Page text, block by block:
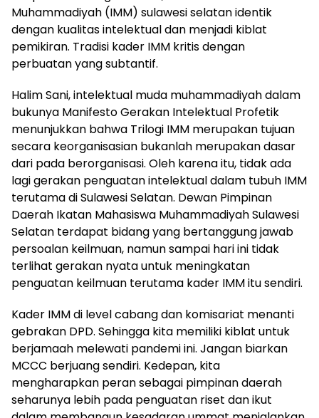
Muhammadiyah (IMM) sulawesi selatan identik
dengan kualitas intelektual dan menjadi kiblat
pemikiran. Tradisi kader IMM kritis dengan
perbuatan yang subtantif.
Halim Sani, intelektual muda muhammadiyah dalam
bukunya Manifesto Gerakan Intelektual Profetik
menunjukkan bahwa Trilogi IMM merupakan tujuan
secara keorganisasian bukanlah merupakan dasar
dari pada berorganisasi. Oleh karena itu, tidak ada
lagi gerakan penguatan intelektual dalam tubuh IMM
terutama di Sulawesi Selatan. Dewan Pimpinan
Daerah Ikatan Mahasiswa Muhammadiyah Sulawesi
Selatan terdapat bidang yang bertanggung jawab
persoalan keilmuan, namun sampai hari ini tidak
terlihat gerakan nyata untuk meningkatan
penguatan keilmuan terutama kader IMM itu sendiri.
Kader IMM di level cabang dan komisariat menanti
gebrakan DPD. Sehingga kita memiliki kiblat untuk
berjamaah melewati pandemi ini. Jangan biarkan
MCCC berjuang sendiri. Kedepan, kita
mengharapkan peran sebagai pimpinan daerah
seharunya lebih pada penguatan riset dan ikut